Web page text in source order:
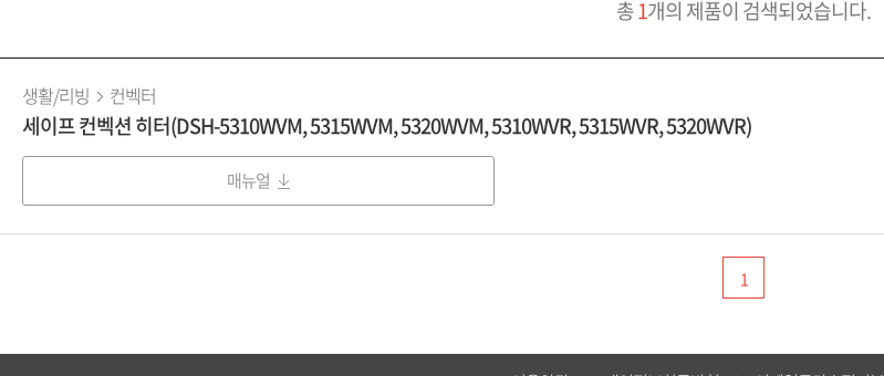
총1개의 제품이 검색되었습니다.
생활/리빙 컨벡터
세이프 컨벡션 히터(DSH-5310WVM, 5315WVM, 5320WVM, 5310WVR, 5315WVR, 5320WVR)
매뉴얼
1